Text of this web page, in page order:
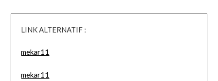
LINK ALTERNATIF :
mekar11
mekar11